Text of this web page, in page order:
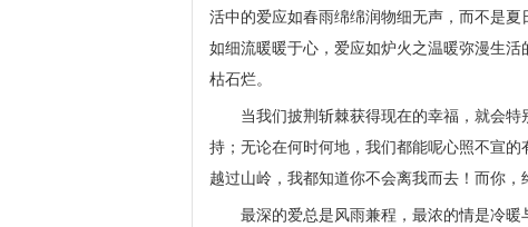
活中的爱应如春雨绵绵润物细无声，而不是
如细流暖暖于心，爱应如炉火之温暖弥漫生
枯石烂。
当我们披荆斩棘获得现在的幸福，就会
持；无论在何时何地，我们都能呢心照不宣
越过山岭，我都知道你不会离我而去！而你
最深的爱总是风雨兼程，最浓的情是冷